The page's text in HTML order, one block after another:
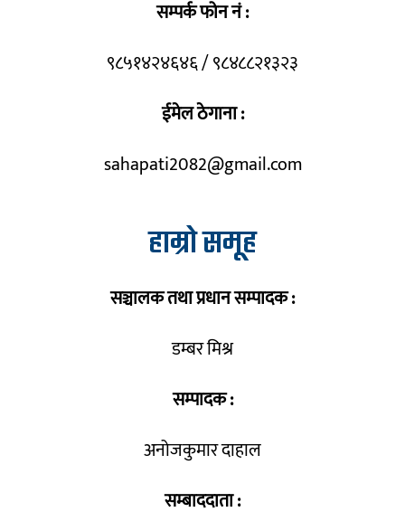
सम्पर्क फोन नं :
९८५१४२४६४६ / ९८४८८२१३२३
ईमेल ठेगाना :
sahapati2082@gmail.com
हाम्रो समूह
सञ्चालक तथा प्रधान सम्पादक :
डम्बर मिश्र
सम्पादक :
अनोजकुमार दाहाल
सम्बाददाता :